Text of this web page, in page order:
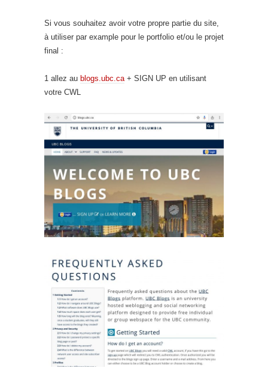
Si vous souhaitez avoir votre propre partie du site,
à utiliser par example pour le portfolio et/ou le projet
final :
1 allez au blogs.ubc.ca+ SIGN UP en utilisant
votre CWL